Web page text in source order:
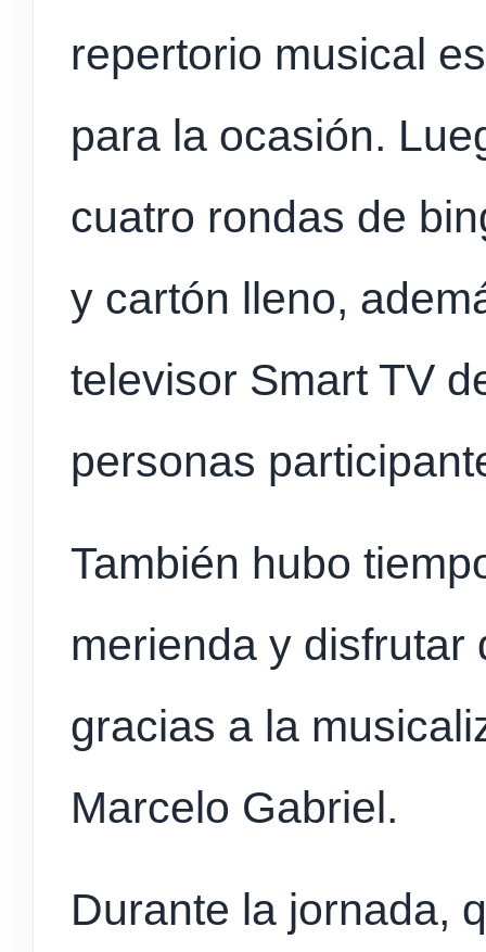
repertorio musical
para la ocasión.
cuatro rondas de
y cartón lleno,
televisor Smart TV
personas
También hubo
merienda y disfrutar
gracias a la
Marcelo Gabriel.
Durante la jornada,